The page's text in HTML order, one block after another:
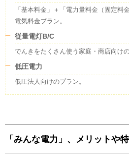
「基本料金」＋「電力量料金（固定料
電気料金プラン。
従量電灯B/C
でんきをたくさん使う家庭・商店向けの
低圧電力
低圧法人向けのプラン。
「みんな電力」、メリットや